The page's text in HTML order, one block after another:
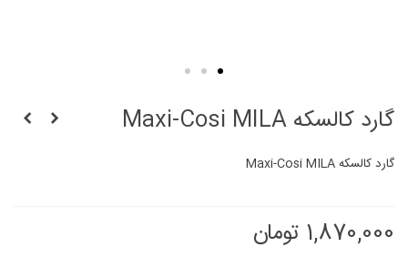
گارد کالسکه Maxi-Cosi MILA
گارد کالسکه Maxi-Cosi MILA
1,870,000 تومان